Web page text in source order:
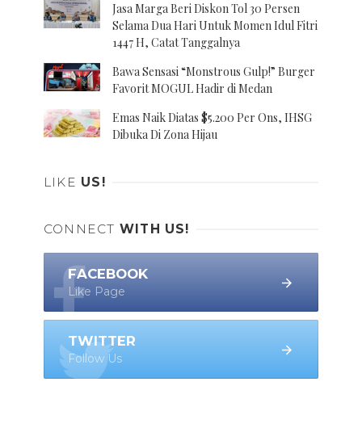
Jasa Marga Beri Diskon Tol 30 Persen
Selama Dua Hari Untuk Momen Idul Fitri
1447 H, Catat Tanggalnya
Bawa Sensasi “Monstrous Gulp!” Burger
Favorit MOGUL Hadir di Medan
Emas Naik Diatas $5.200 Per Ons, IHSG
Dibuka Di Zona Hijau
LIKE US!
CONNECT WITH US!
FACEBOOK
Like Page
TWITTER
Follow Us